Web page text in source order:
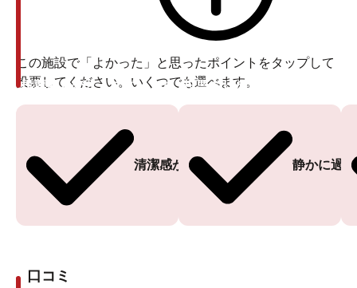
この施設で「よかった」と思ったポイントをタップして
投票してください。いくつでも選べます。
清潔感がある
投票ありがとうございます
静かに過
投票ありがとうございます
口コミ